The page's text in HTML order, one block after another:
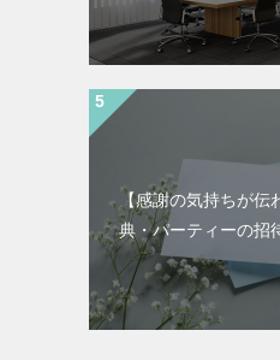
【感謝の気持ちが伝
典・パーティーの招